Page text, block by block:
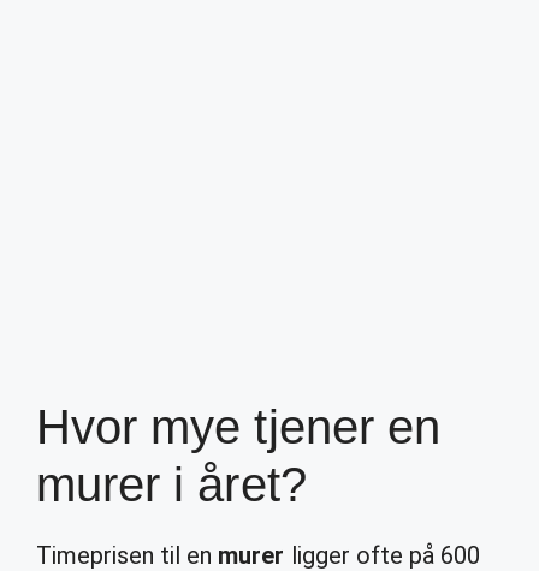
Hvor mye tjener en
murer i året?
Timeprisen til en murer ligger ofte på 600